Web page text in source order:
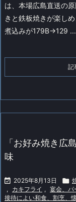
は、本場広島直送の
きと鉄板焼きが楽し
煮込みが179B→129 ...
記
「お好み焼き広
味
 2025年8月13日 
,
カキフライ , 宴会、パ
接待によい和食、割烹、